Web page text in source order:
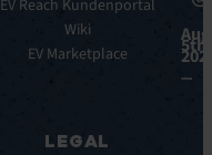
Whitepaper
Webinare
EV Reach Kundenportal
Wiki
EV Marketplace
LEGAL
5th,